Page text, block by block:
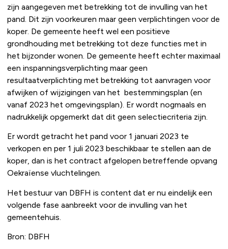
zijn aangegeven met betrekking tot de invulling van het
pand. Dit zijn voorkeuren maar geen verplichtingen voor de
koper. De gemeente heeft wel een positieve
grondhouding met betrekking tot deze functies met in
het bijzonder wonen. De gemeente heeft echter maximaal
een inspanningsverplichting maar geen
resultaatverplichting met betrekking tot aanvragen voor
afwijken of wijzigingen van het bestemmingsplan (en
vanaf 2023 het omgevingsplan). Er wordt nogmaals en
nadrukkelijk opgemerkt dat dit geen selectiecriteria zijn.
Er wordt getracht het pand voor 1 januari 2023 te
verkopen en per 1 juli 2023 beschikbaar te stellen aan de
koper, dan is het contract afgelopen betreffende opvang
Oekraïense vluchtelingen.
Het bestuur van DBFH is content dat er nu eindelijk een
volgende fase aanbreekt voor de invulling van het
gemeentehuis.
Bron: DBFH